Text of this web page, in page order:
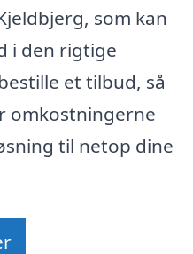
som kan
i den rigtige
et tilbud, så
omkostningerne
til netop dine